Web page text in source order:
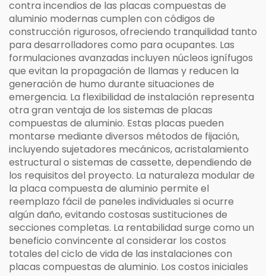
contra incendios de las placas compuestas de
aluminio modernas cumplen con códigos de
construcción rigurosos, ofreciendo tranquilidad tanto
para desarrolladores como para ocupantes. Las
formulaciones avanzadas incluyen núcleos ignífugos
que evitan la propagación de llamas y reducen la
generación de humo durante situaciones de
emergencia. La flexibilidad de instalación representa
otra gran ventaja de los sistemas de placas
compuestas de aluminio. Estas placas pueden
montarse mediante diversos métodos de fijación,
incluyendo sujetadores mecánicos, acristalamiento
estructural o sistemas de cassette, dependiendo de
los requisitos del proyecto. La naturaleza modular de
la placa compuesta de aluminio permite el
reemplazo fácil de paneles individuales si ocurre
algún daño, evitando costosas sustituciones de
secciones completas. La rentabilidad surge como un
beneficio convincente al considerar los costos
totales del ciclo de vida de las instalaciones con
placas compuestas de aluminio. Los costos iniciales